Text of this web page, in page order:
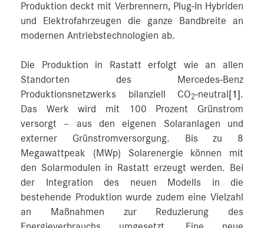
Produktion deckt mit Verbrennern, Plug-In Hybriden
und Elektrofahrzeugen die ganze Bandbreite an
modernen Antriebstechnologien ab.
Die Produktion in Rastatt erfolgt wie an allen
Standorten des Mercedes-Benz
Produktionsnetzwerks bilanziell CO2-neutral [1].
Das Werk wird mit 100 Prozent Grünstrom
versorgt – aus den eigenen Solaranlagen und
externer Grünstromversorgung. Bis zu 8
Megawattpeak (MWp) Solarenergie können mit
den Solarmodulen in Rastatt erzeugt werden. Bei
der Integration des neuen Modells in die
bestehende Produktion wurde zudem eine Vielzahl
an Maßnahmen zur Reduzierung des